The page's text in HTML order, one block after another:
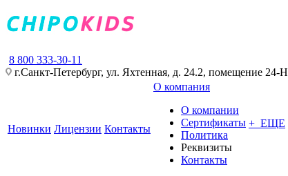
8 800 333-30-11
г.Санкт-Петербург, ул. Яхтенная, д. 24.2, помещение 24-Н
Новинки Лицензии Контакты
О компания
О компании
Сертификаты
Политика
Реквизиты
Контакты
+ ЕЩЕ